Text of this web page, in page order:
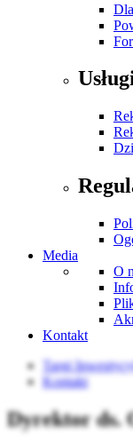
Media
O
Kontakt
Targi
Kontakt
Dyrektor ds.